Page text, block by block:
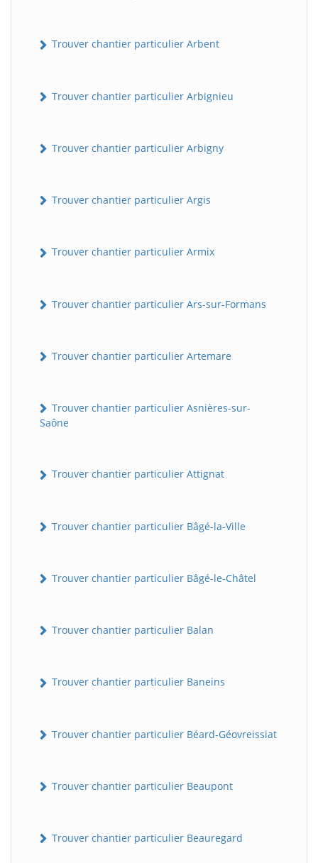
Trouver chantier particulier Arbent
Trouver chantier particulier Arbignieu
Trouver chantier particulier Arbigny
Trouver chantier particulier Argis
Trouver chantier particulier Armix
Trouver chantier particulier Ars-sur-Formans
Trouver chantier particulier Artemare
Trouver chantier particulier Asnières-sur-
Saône
Trouver chantier particulier Attignat
Trouver chantier particulier Bâgé-la-Ville
Trouver chantier particulier Bâgé-le-Châtel
Trouver chantier particulier Balan
Trouver chantier particulier Baneins
Trouver chantier particulier Béard-Géovreissiat
Trouver chantier particulier Beaupont
Trouver chantier particulier Beauregard